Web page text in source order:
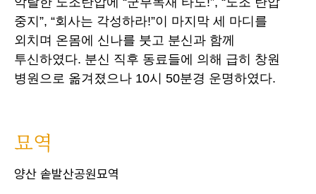
중지”, “회사는 각성하라!”이 마지막 세 마디를
외치며 온몸에 신나를 붓고 분신과 함께
투신하였다. 분신 직후 동료들에 의해 급히 창원
병원으로 옮겨졌으나 10시 50분경 운명하였다.
묘역
양산 솥발산공원묘역